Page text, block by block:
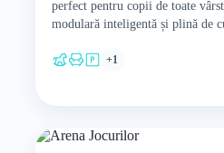
perfect pentru copii de toate
modulară inteligentă și plină de
+1